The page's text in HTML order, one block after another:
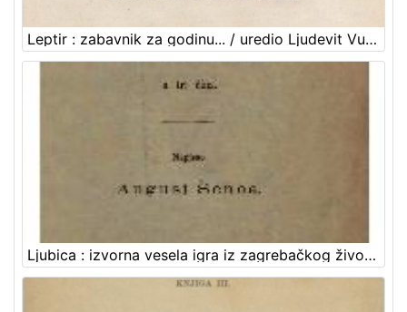
Leptir : zabavnik za godinu... / uredio Ljudevit Vukotinović
Ljubica : izvorna vesela igra iz zagrebačkog života : u tri čina / August Šenoa